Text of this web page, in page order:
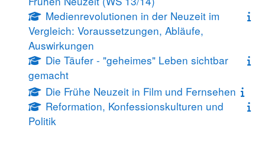
Medienrevolutionen in der Neuzeit im
Vergleich: Voraussetzungen, Abläufe,
Auswirkungen
Die Täufer - "geheimes" Leben sichtbar
gemacht
Die Frühe Neuzeit in Film und Fernsehen
Reformation, Konfessionskulturen und
Politik